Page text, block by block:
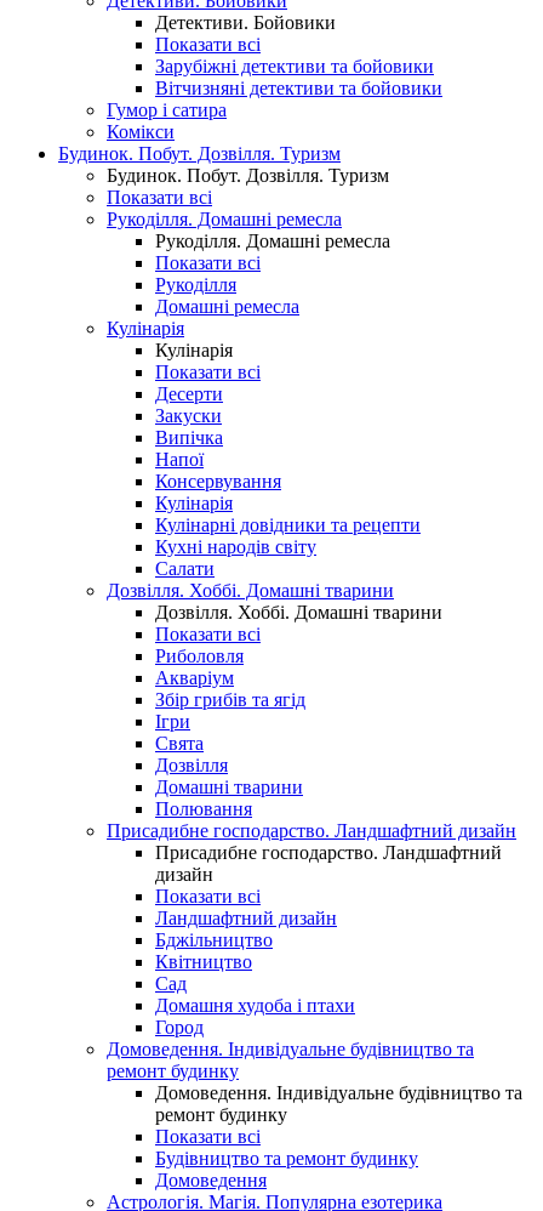
Детективи. Бойовики
Показати всі
Зарубіжні детективи та бойовики
Вітчизняні детективи та бойовики
Гумор і сатира
Комікси
Будинок. Побут. Дозвілля. Туризм
Будинок. Побут. Дозвілля. Туризм
Показати всі
Рукоділля. Домашні ремесла
Рукоділля. Домашні ремесла
Показати всі
Рукоділля
Домашні ремесла
Кулінарія
Кулінарія
Показати всі
Десерти
Закуски
Випічка
Напої
Консервування
Кулінарія
Кулінарні довідники та рецепти
Кухні народів світу
Салати
Дозвілля. Хоббі. Домашні тварини
Дозвілля. Хоббі. Домашні тварини
Показати всі
Риболовля
Акваріум
Збір грибів та ягід
Ігри
Свята
Дозвілля
Домашні тварини
Полювання
Присадибне господарство. Ландшафтний дизайн
Присадибне господарство. Ландшафтний
дизайн
Показати всі
Ландшафтний дизайн
Бджільництво
Квітництво
Сад
Домашня худоба і птахи
Город
Домоведення. Індивідуальне будівництво та
ремонт будинку
Домоведення. Індивідуальне будівництво та
ремонт будинку
Показати всі
Будівництво та ремонт будинку
Домоведення
Астрологія. Магія. Популярна езотерика